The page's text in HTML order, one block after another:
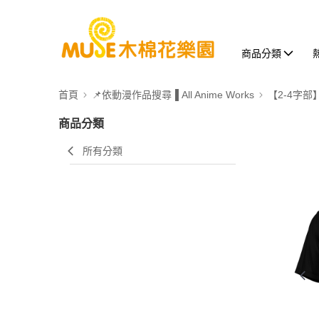
商品分類
首頁 📌依動漫作品搜尋▐ All Anime Works 【2-4字部
商品分類
所有分類